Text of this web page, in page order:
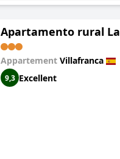
Apartamento rural
Appartement Villafranca
9,3 Excellent